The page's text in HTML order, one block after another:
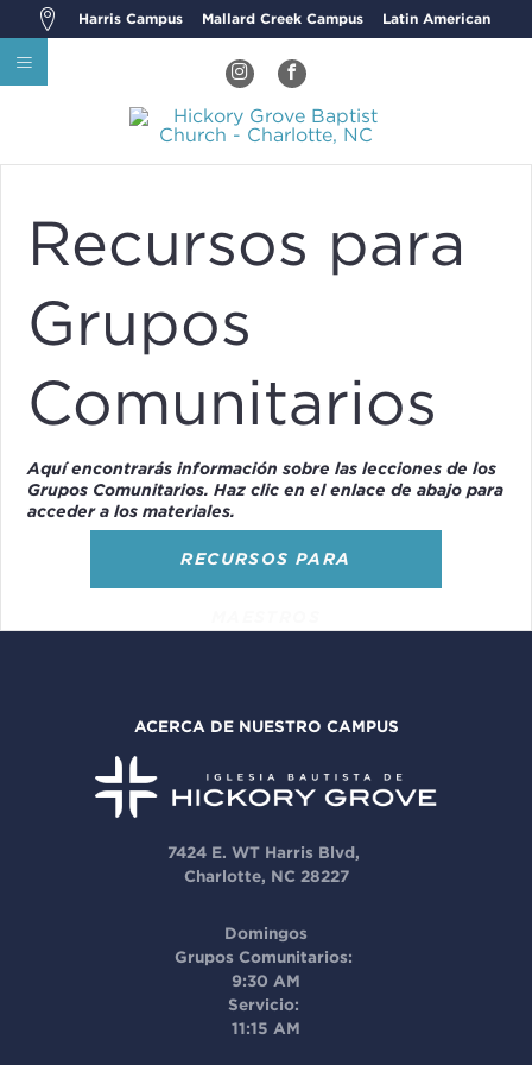
Harris Campus Mallard Creek Campus Latin American
Recursos para
Grupos
Comunitarios
Aquí encontrarás información sobre las lecciones de los
Grupos Comunitarios. Haz clic en el enlace de abajo para
acceder a los materiales.
RECURSOS PARA
ACERCA DE NUESTRO CAMPUS
7424 E. WT Harris Blvd,
Charlotte, NC 28227
Domingos
Grupos Comunitarios:
9:30 AM
Servicio:
11:15 AM